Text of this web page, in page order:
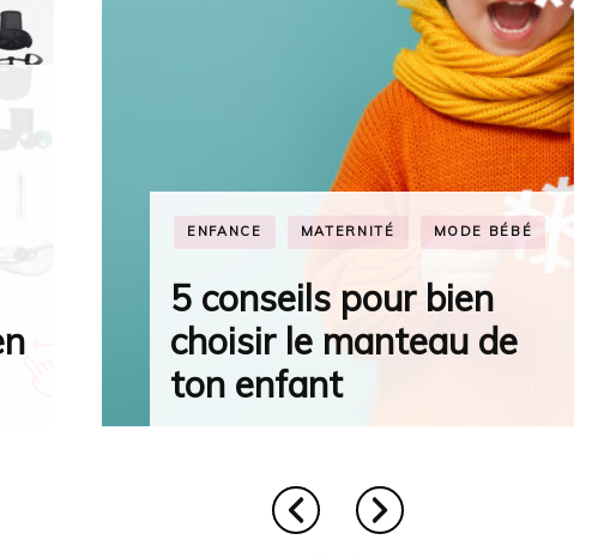
ASTUCES DU QUOTIDIEN BONS PLANS
Ton Thermomix en 10,
20 30 fois SANS frais